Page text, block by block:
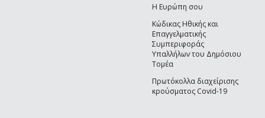
Η Ευρώπη σου
Κώδικας Ηθικής και
Επαγγελματικής
Συμπεριφοράς
Υπαλλήλων του Δημόσιου
Τομέα
Πρωτόκολλα διαχείρισης
κρούσματος Covid-19